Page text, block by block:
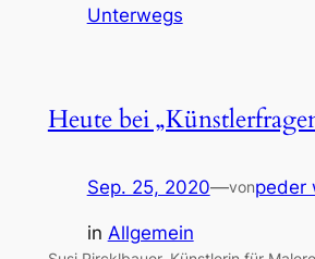
Unterwegs
Heute bei
Sep. 25, 2020—vonpeder
in Allgemein